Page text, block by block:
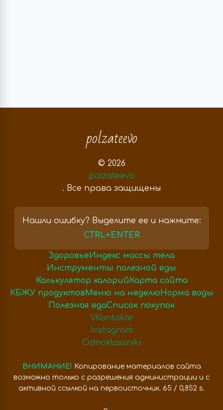
polzateevo
© 2026
polzateevo
. Все права защищены
Нашли ошибку? Выделите ее и нажмите:
CTRL+ENTER
Здоровье Индекс массы тела
Инструменты полезной еды
Калькулятор калорий Карта сайта
КБЖУ продуктов Меню на неделю Норма воды
Полезная едаСписок покупок
VKontakte
Instagram
Odnoklassniki
ВНИМАНИЕ! Копирование материалов сайта
возможно только с разрешения администрации и с
активной ссылкой на первоисточник. 65 / 0,852 s.